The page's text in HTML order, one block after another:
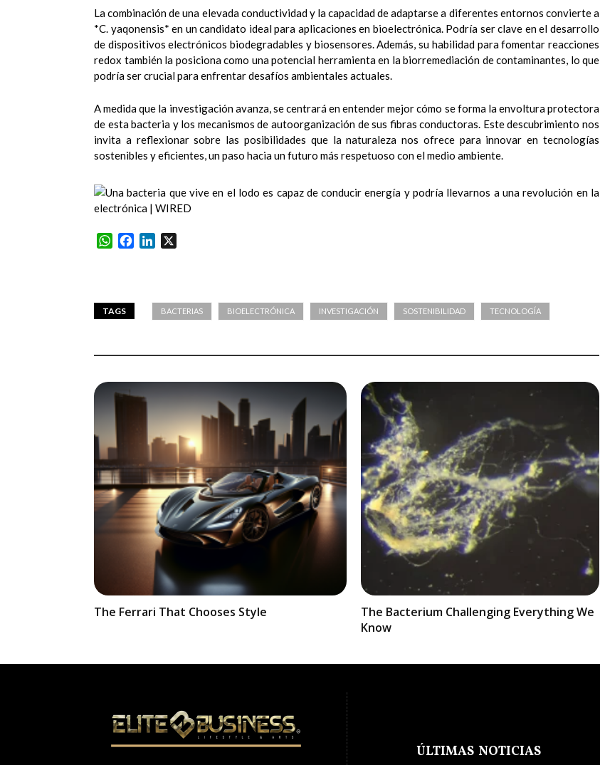
La combinación de una elevada conductividad y la capacidad de adaptarse a diferentes entornos convierte a
*C. yaqonensis* en un candidato ideal para aplicaciones en bioelectrónica. Podría ser clave en el desarrollo
de dispositivos electrónicos biodegradables y biosensores. Además, su habilidad para fomentar reacciones
redox también la posiciona como una potencial herramienta en la biorremediación de contaminantes, lo que
podría ser crucial para enfrentar desafíos ambientales actuales.
A medida que la investigación avanza, se centrará en entender mejor cómo se forma la envoltura protectora
de esta bacteria y los mecanismos de autoorganización de sus fibras conductoras. Este descubrimiento nos
invita a reflexionar sobre las posibilidades que la naturaleza nos ofrece para innovar en tecnologías
sostenibles y eficientes, un paso hacia un futuro más respetuoso con el medio ambiente.
WhatsApp
FacebookLinkedIn
TAGS BACTERIAS BIOELECTRÓNICA INVESTIGACIÓN SOSTENIBILIDAD TECNOLOGÍA
The Ferrari That Chooses Style
The Bacterium Challenging Everything We
Know
ÚLTIMAS NOTICIAS